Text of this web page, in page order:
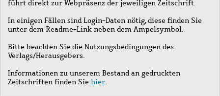
führt direkt zur Webpräsenz der jeweiligen Zeitschrift.
In einigen Fällen sind Login-Daten nötig, diese finden Sie
unter dem Readme-Link neben dem Ampelsymbol.
Bitte beachten Sie die Nutzungsbedingungen des
Verlags/Herausgebers.
Informationen zu unserem Bestand an gedruckten
Zeitschriften finden Sie hier.